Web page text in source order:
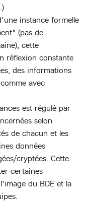
instance formelle
(pas de
cette
réflexion constante
des informations
avec
est régulé par
selon
de chacun et les
données
cryptées. Cette
certaines
du BDE et la